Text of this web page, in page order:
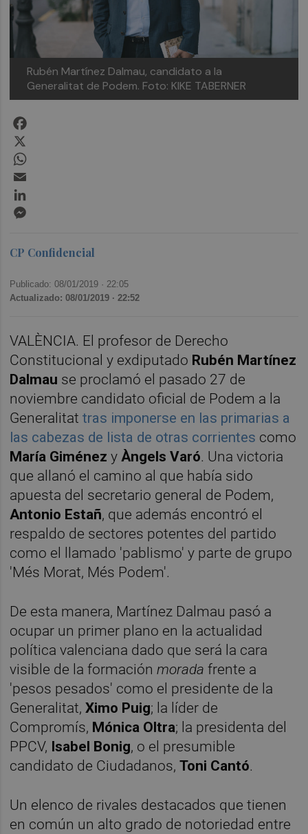
Rubén Martínez Dalmau, candidato a la
Generalitat de Podem. Foto: KIKE TABERNER
CP Confidencial
Publicado: 08/01/2019 · 22:05
Actualizado: 08/01/2019 · 22:52
VALÈNCIA. El profesor de Derecho
Constitucional y exdiputado Rubén Martínez
Dalmau se proclamó el pasado 27 de
noviembre candidato oficial de Podem a la
Generalitattras imponerse en las primarias a
las cabezas de lista de otras corrientes como
María Giménez y Àngels Varó. Una victoria
que allanó el camino al que había sido
apuesta del secretario general de Podem,
Antonio Estañ, que además encontró el
respaldo de sectores potentes del partido
como el llamado 'pablismo' y parte de grupo
'Més Morat, Més Podem'.
De esta manera, Martínez Dalmau pasó a
ocupar un primer plano en la actualidad
política valenciana dado que será la cara
visible de la formaciónmorada frente a
'pesos pesados' como el presidente de la
Generalitat,Ximo Puig; la líder de
Compromís, Mónica Oltra; la presidenta del
PPCV, Isabel Bonig, o el presumible
candidato de Ciudadanos,Toni Cantó.
Un elenco de rivales destacados que tienen
en común un alto grado de notoriedad entre